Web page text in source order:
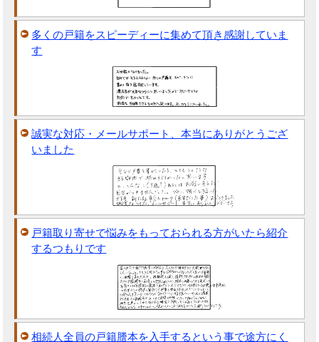
多くの戸籍をスピーディーに集めて頂き感謝していま
す
誠実な対応・メールサポート、本当にありがとうござ
いました
戸籍取り寄せで悩みをもっておられる方がいたら紹介
するつもりです
相続人全員の戸籍謄本を入手するという事で途方にく